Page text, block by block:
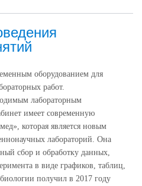
оборудованием для
работ.
лабораторным
имеет современную
которая является новым
лабораторий. Она
сбор и обработку данных,
в виде графиков, таблиц,
получил в 2017 году